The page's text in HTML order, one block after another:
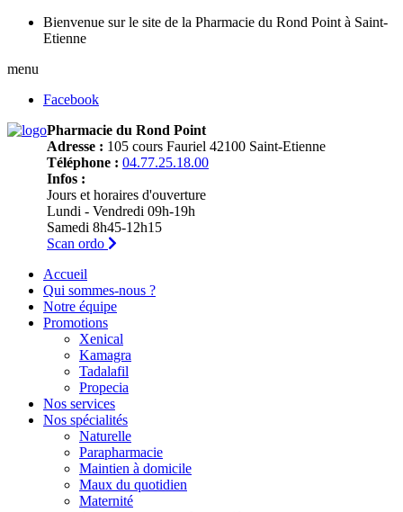
Bienvenue sur le site de la Pharmacie du Rond Point à Saint-
Etienne
menu
Facebook
Pharmacie du Rond Point
Adresse : 105 cours Fauriel 42100 Saint-Etienne
Téléphone : 04.77.25.18.00
Infos :
Jours et horaires d'ouverture
Lundi - Vendredi 09h-19h
Samedi 8h45-12h15
Scan ordo
Accueil
Qui sommes-nous ?
Notre équipe
Promotions
Xenical
Kamagra
Tadalafil
Propecia
Nos services
Nos spécialités
Naturelle
Parapharmacie
Maintien à domicile
Maux du quotidien
Maternité